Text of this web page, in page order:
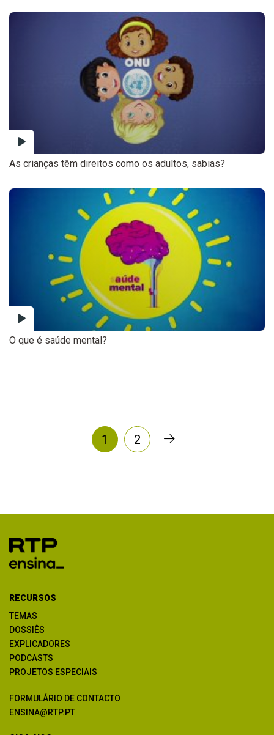
As crianças têm direitos como os adultos, sabias?
O que é saúde mental?
1 2
RECURSOS
TEMAS
DOSSIÊS
EXPLICADORES
PODCASTS
PROJETOS ESPECIAIS
FORMULÁRIO DE CONTACTO
ENSINA@RTP.PT